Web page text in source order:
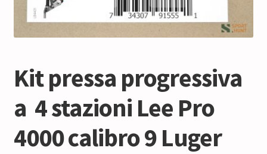
Kit pressa progressiva
a 4 stazioni Lee Pro
4000 calibro 9 Luger